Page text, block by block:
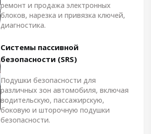
ремонт и продажа электронных
блоков, нарезка и привязка ключей,
диагностика.
Системы пассивной
безопасности (SRS)
Подушки безопасности для
различных зон автомобиля, включая
водительскую, пассажирскую,
боковую и шторочную подушки
безопасности.